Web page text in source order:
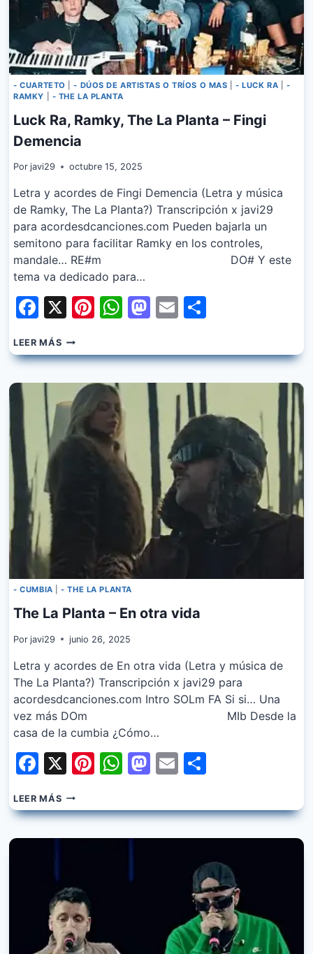
- CUARTETO |- DÚOS DE ARTISTAS O TRÍOS O MAS |- LUCK RA
-
RAMKY
- THE LA PLANTA
Luck Ra, Ramky, The La Planta – Fingi
Demencia
Por javi29 octubre 15, 2025
Letra y acordes de Fingi Demencia (Letra y música
de Ramky, The La Planta?) Transcripción x javi29
para acordesdcanciones.com Pueden bajarla un
semitono para facilitar Ramky en los controles,
mandale… RE#m DO# Y este
tema va dedicado para…
Facebook
X Pinterest
WhatsApp
Mastodon
Email
LEER MÁSLUCK
RA,
RAMKY,
PLANTA
FINGI
DEMENCIA
- CUMBIA |- THE LA PLANTA
The La Planta – En otra vida
Por javi29 junio 26, 2025
Letra y acordes de En otra vida (Letra y música de
The La Planta?) Transcripción x javi29 para
acordesdcanciones.com Intro SOLm FA Si si… Una
vez más DOm MIb Desde la
casa de la cumbia ¿Cómo…
Facebook
X Pinterest
WhatsApp
Mastodon
Email
LEER MÁSTHE
LA
PLANTA